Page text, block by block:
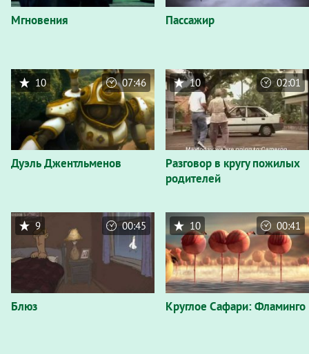
Мгновения Пассажир
Дуэль Джентльменов
10 07:46
Разговор в кругу пожилых
родителей
10 02:01
Блюз
9 00:45
Круглое Сафари: Фламинго
10 00:41